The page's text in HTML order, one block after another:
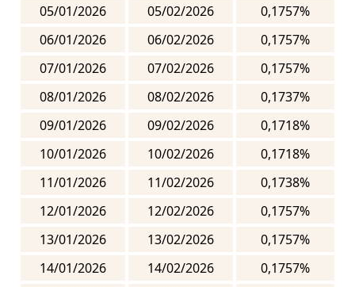
05/01/2026
05/02/2026
0,1757%
06/01/2026
06/02/2026
0,1757%
07/01/2026
07/02/2026
0,1757%
08/01/2026
08/02/2026
0,1737%
09/01/2026
09/02/2026
0,1718%
10/01/2026
10/02/2026
0,1718%
11/01/2026
11/02/2026
0,1738%
12/01/2026
12/02/2026
0,1757%
13/01/2026
13/02/2026
0,1757%
14/01/2026
14/02/2026
0,1757%